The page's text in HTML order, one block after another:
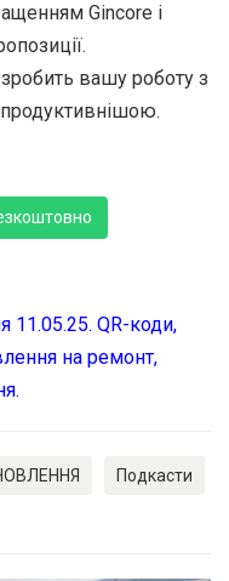
Gincore і
вашу роботу з
11.05.25. QR-коди,
на ремонт,
Подкасти